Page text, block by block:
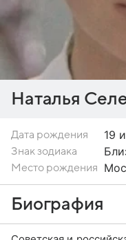
Наталья
Дата рождения 19
Знак зодиака
Место рождения
Биография